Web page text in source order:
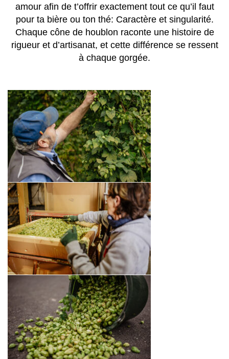
amour afin de t’offrir exactement tout ce qu’il faut
pour ta bière ou ton thé: Caractère et singularité.
Chaque cône de houblon raconte une histoire de
rigueur et d’artisanat, et cette différence se ressent
à chaque gorgée.